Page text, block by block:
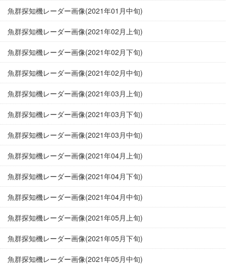
魚群探知機レーダー画像(2021年01月中旬)
魚群探知機レーダー画像(2021年02月上旬)
魚群探知機レーダー画像(2021年02月下旬)
魚群探知機レーダー画像(2021年02月中旬)
魚群探知機レーダー画像(2021年03月上旬)
魚群探知機レーダー画像(2021年03月下旬)
魚群探知機レーダー画像(2021年03月中旬)
魚群探知機レーダー画像(2021年04月上旬)
魚群探知機レーダー画像(2021年04月下旬)
魚群探知機レーダー画像(2021年04月中旬)
魚群探知機レーダー画像(2021年05月上旬)
魚群探知機レーダー画像(2021年05月下旬)
魚群探知機レーダー画像(2021年05月中旬)